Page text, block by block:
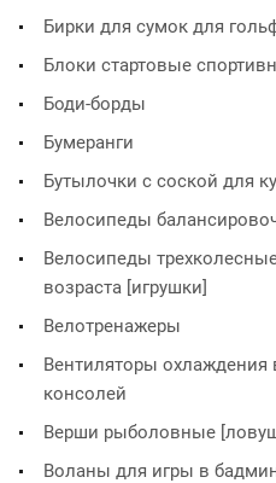
Бирки для сумок для
Блоки стартовые
Боди-борды
Бумеранги
Бутылочки с соской для
Велосипеды
Велосипеды
возраста [игрушки]
Велотренажеры
Вентиляторы
консолей
Верши рыболовные
Воланы для игры в